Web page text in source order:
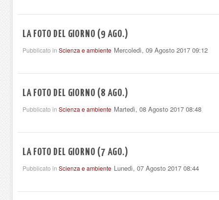
LA FOTO DEL GIORNO (9 AGO.)
Pubblicato in Scienza e ambiente Mercoledì, 09 Agosto 2017 09:12
LA FOTO DEL GIORNO (8 AGO.)
Pubblicato in Scienza e ambiente Martedì, 08 Agosto 2017 08:48
LA FOTO DEL GIORNO (7 AGO.)
Pubblicato in Scienza e ambiente Lunedì, 07 Agosto 2017 08:44